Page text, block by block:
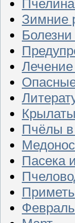
Зимние
Пчёлы в
Пасека
Февраль